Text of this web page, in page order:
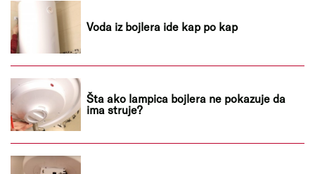
Voda iz bojlera ide kap po kap
Šta ako lampica bojlera ne pokazuje da
ima struje?